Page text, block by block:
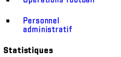
Personnel
administratif
Statistiques